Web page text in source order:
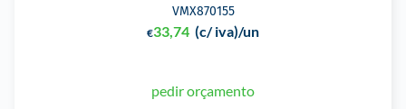
VMX870155
€33,74 (c/ iva)/un
pedir orçamento